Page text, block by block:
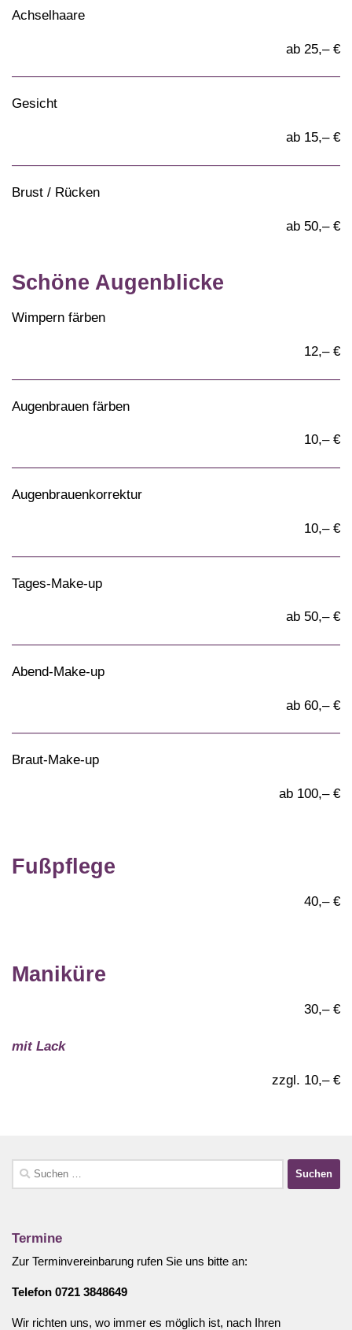
Achselhaare
ab 25,– €
Gesicht
ab 15,– €
Brust / Rücken
ab 50,– €
Schöne Augenblicke
Wimpern färben
12,– €
Augenbrauen färben
10,– €
Augenbrauenkorrektur
10,– €
Tages-Make-up
ab 50,– €
Abend-Make-up
ab 60,– €
Braut-Make-up
ab 100,– €
Fußpflege
40,– €
Maniküre
30,– €
mit Lack
zzgl. 10,– €
Suchen
nach:
Termine
Zur Terminvereinbarung rufen Sie uns bitte an:
Telefon 0721 3848649
Wir richten uns, wo immer es möglich ist, nach Ihren